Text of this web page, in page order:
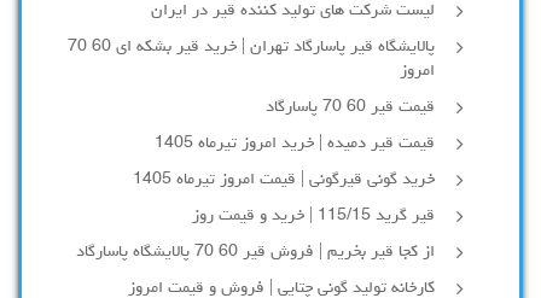
لیست شرکت های تولید کننده قیر در ایران
پالایشگاه قیر پاسارگاد تهران | خرید قیر بشکه ای 60 70
امروز
قیمت قیر 60 70 پاسارگاد
قیمت قیر دمیده | خرید امروز تیرماه 1405
خرید گونی قیرگونی | قیمت امروز تیرماه 1405
قیر گرید 115/15 | خرید و قیمت روز
از کجا قیر بخریم | فروش قیر 60 70 پالایشگاه پاسارگاد
کارخانه تولید گونی چتایی | فروش و قیمت امروز